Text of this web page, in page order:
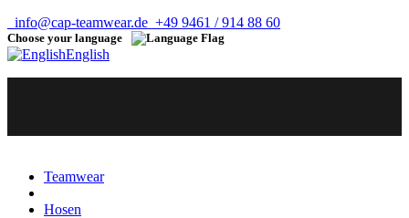
info@cap-teamwear.de +49 9461 / 914 88 60
Choose your language
English
Teamwear
Hosen